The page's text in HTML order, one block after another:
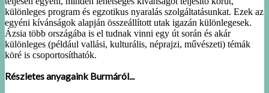
különleges program és egzotikus nyaralás szolgáltatásunkat. Ezek az
egyéni kívánságok alapján összeállított utak igazán különlegesek.
Ázsia több országába is el tudnak vinni egy út során és akár
különleges (például vallási, kulturális, néprajzi, művészeti) témák
köré is csoportosíthatók.
Részletes anyagaink Burmáról...